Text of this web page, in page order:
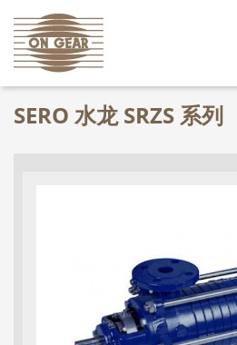
SERO 水龙 SRZS 系列